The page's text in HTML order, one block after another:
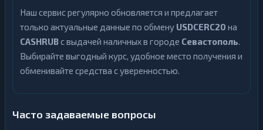
Наш сервис регулярно обновляется и предлагает
только актуальные данные по обмену USDCERC20 на
CASHRUBс выдачей наличных в городе Севастополь.
Выбирайте выгодный курс, удобное место получения и
обменивайте средства с уверенностью.
Часто задаваемые вопросы